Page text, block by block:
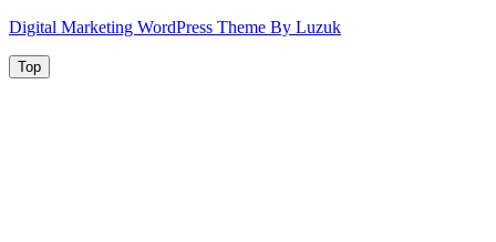
Digital Marketing WordPress Theme By Luzuk
Top